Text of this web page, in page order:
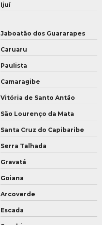
Ijuí
Jaboatão dos Guararapes
Caruaru
Paulista
Camaragibe
Vitória de Santo Antão
São Lourenço da Mata
Santa Cruz do Capibaribe
Serra Talhada
Gravatá
Goiana
Arcoverde
Escada